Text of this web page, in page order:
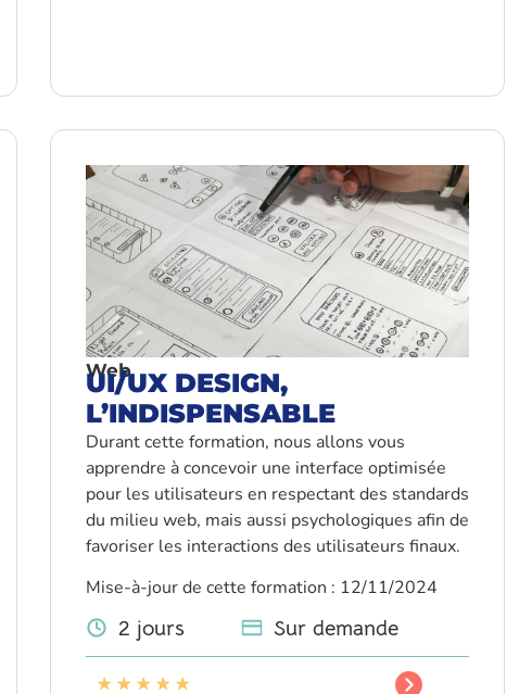
Web
UI/UX DESIGN,
L’INDISPENSABLE
Durant cette formation, nous allons vous
apprendre à concevoir une interface optimisée
pour les utilisateurs en respectant des standards
du milieu web, mais aussi psychologiques afin de
favoriser les interactions des utilisateurs finaux.
Mise-à-jour de cette formation : 12/11/2024
2 jours Sur demande
★ ★ ★ ★ ★